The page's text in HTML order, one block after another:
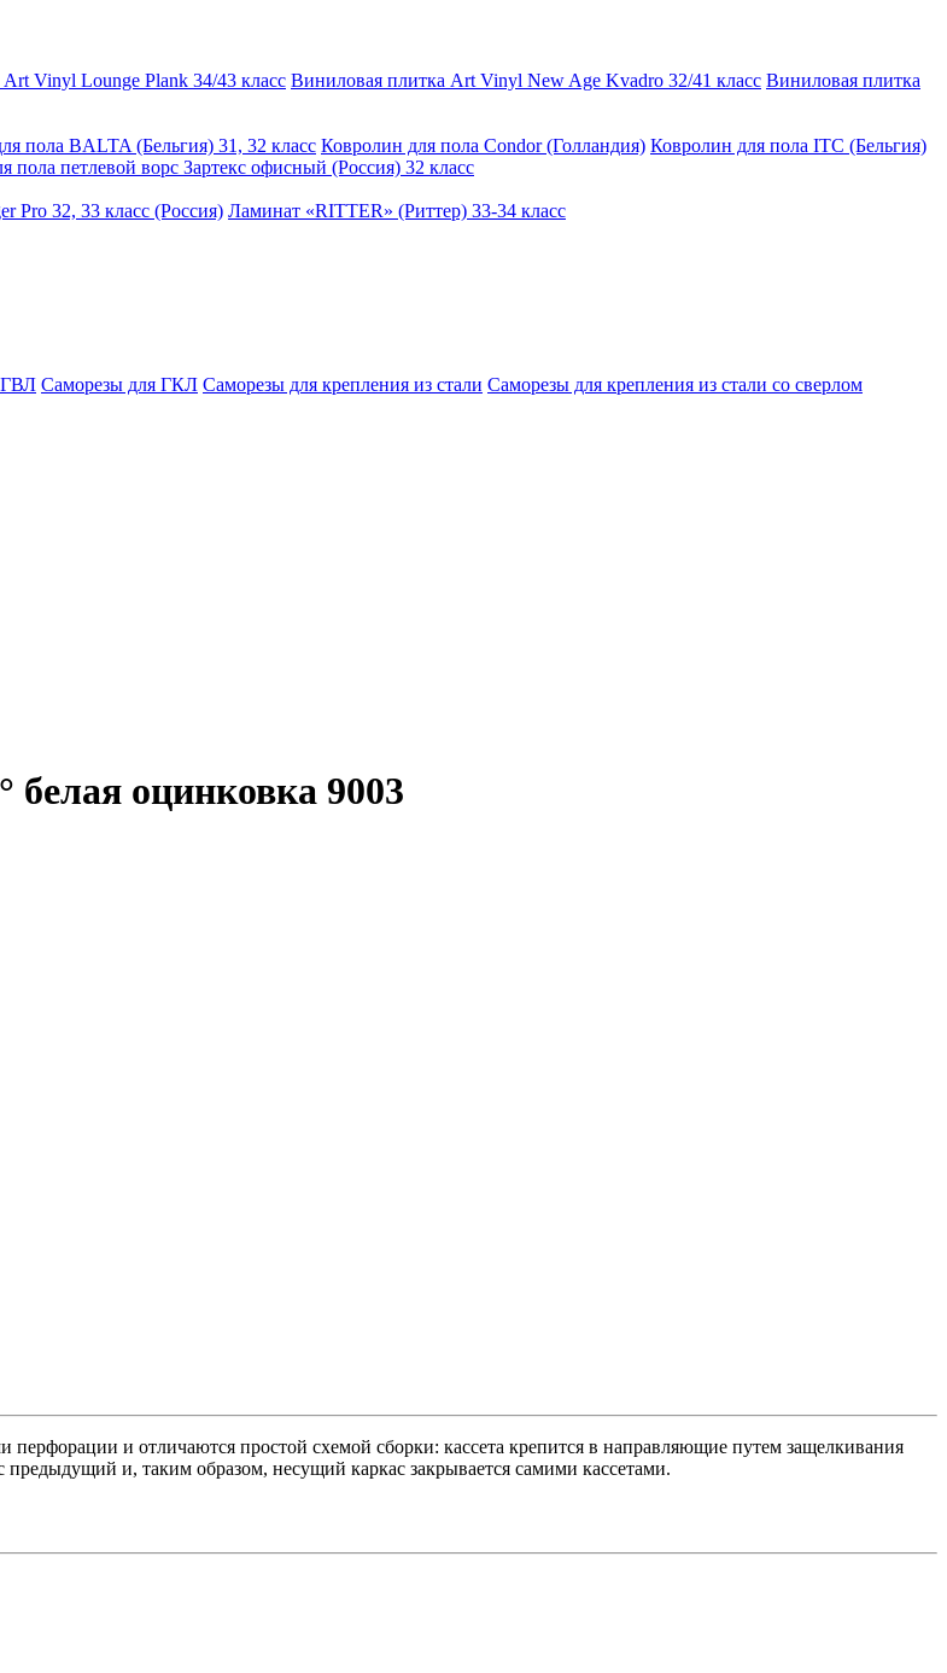
Vinyl Lounge Plank 34/43 класс Виниловая плитка Art Vinyl New Age Kvadro 32/41 класс Виниловая плитка
пола BALTA (Бельгия) 31, 32 класс Ковролин для пола Condor (Голландия) Ковролин для пола ITC (Бельгия)
пола петлевой ворс Зартекс офисный (Россия) 32 класс
Pro 32, 33 класс (Россия) Ламинат «RITTER» (Риттер) 33-34 класс
ГВЛ Саморезы для ГКЛ Саморезы для крепления из стали Саморезы для крепления из стали со сверлом
белая оцинковка 9003
и отличаются простой схемой сборки: кассета крепится в направляющие путем защелкивания
предыдущий и, таким образом, несущий каркас закрывается самими кассетами.